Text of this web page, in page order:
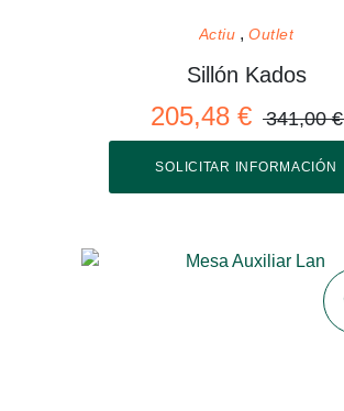
Actiu Outlet
Sillón Kados
205,48 € 341,00 €
SOLICITAR INFORMACIÓN